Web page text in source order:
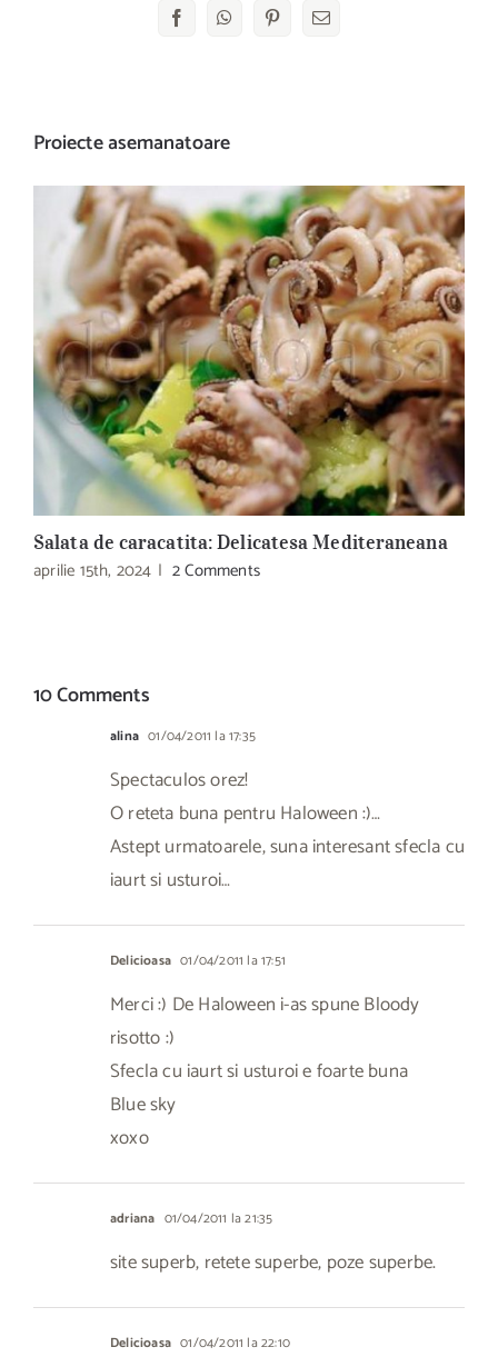
FacebookWhatsAppPinterest
E-
Proiecte asemanatoare
Salata de caracatita: Delicatesa Mediteraneana
aprilie 15th, 2024 | 2 Comments
10 Comments
alina 01/04/2011 la 17:35
Spectaculos orez!
O reteta buna pentru Haloween :)…
Astept urmatoarele, suna interesant sfecla cu
iaurt si usturoi…
Delicioasa 01/04/2011 la 17:51
Merci :) De Haloween i-as spune Bloody
risotto :)
Sfecla cu iaurt si usturoi e foarte buna
Blue sky
xoxo
adriana 01/04/2011 la 21:35
site superb, retete superbe, poze superbe.
Delicioasa 01/04/2011 la 22:10